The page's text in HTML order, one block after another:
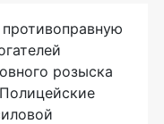
розыска